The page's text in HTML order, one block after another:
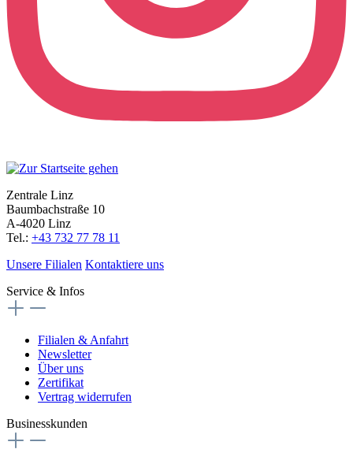
Zentrale Linz
Baumbachstraße 10
A-4020 Linz
Tel.: +43 732 77 78 11
Unsere Filialen Kontaktiere uns
Service & Infos
Filialen & Anfahrt
Newsletter
Über uns
Zertifikat
Vertrag widerrufen
Businesskunden